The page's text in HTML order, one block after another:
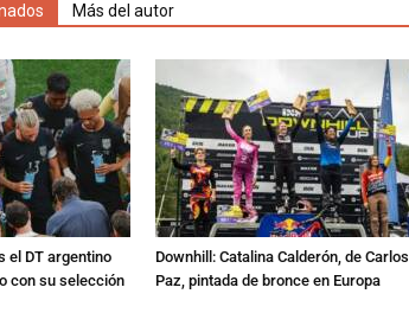
Más del autor
el DT argentino
con su selección
Downhill: Catalina Calderón, de Carlos
Paz, pintada de bronce en Europa